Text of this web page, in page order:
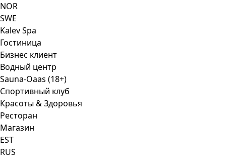
NOR
SWE
Kalev Spa
Гостиница
Бизнес клиент
Водный центр
Sauna-Oaas (18+)
Спортивный клуб
Красоты & Здоровья
Ресторан
Mагазин
EST
RUS